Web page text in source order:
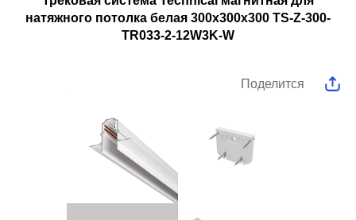
натяжного потолка белая 300x300x300 TS-Z-300-
TR033-2-12W3K-W
Поделится